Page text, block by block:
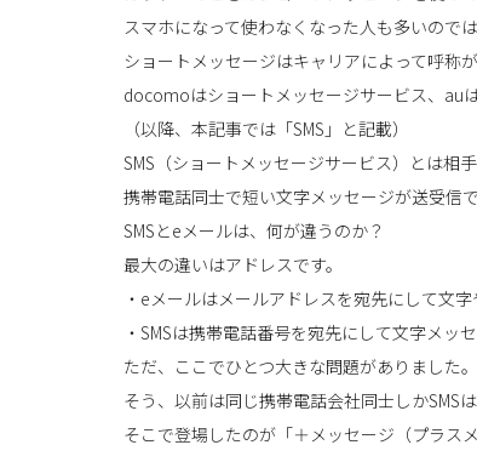
スマホになって使わなくなった人も多いので
ショートメッセージはキャリアによって呼称が
docomoはショートメッセージサービス、au
（以降、本記事では「SMS」と記載）
SMS（ショートメッセージサービス）とは相
携帯電話同士で短い文字メッセージが送受信
SMSとeメールは、何が違うのか？
最大の違いはアドレスです。
・eメールはメールアドレスを宛先にして文字
・SMSは携帯電話番号を宛先にして文字メッ
ただ、ここでひとつ大きな問題がありました。
そう、以前は同じ携帯電話会社同士しかSMS
そこで登場したのが「＋メッセージ（プラス